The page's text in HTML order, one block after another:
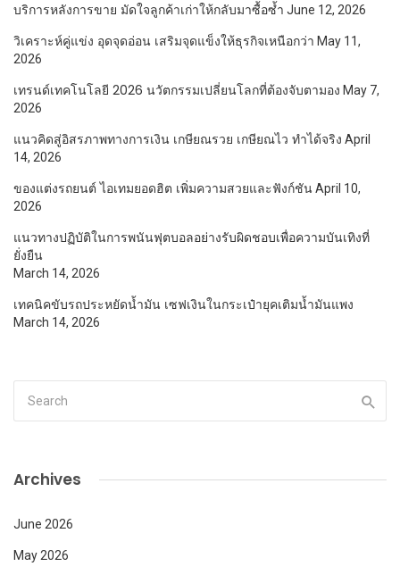
บริการหลังการขาย มัดใจลูกค้าเก่าให้กลับมาซื้อซ้ำ June 12, 2026
วิเคราะห์คู่แข่ง อุดจุดอ่อน เสริมจุดแข็งให้ธุรกิจเหนือกว่า May 11,
2026
เทรนด์เทคโนโลยี 2026 นวัตกรรมเปลี่ยนโลกที่ต้องจับตามอง May 7,
2026
แนวคิดสู่อิสรภาพทางการเงิน เกษียณรวย เกษียณไว ทำได้จริง April
14, 2026
ของแต่งรถยนต์ ไอเทมยอดฮิต เพิ่มความสวยและฟังก์ชันApril 10,
2026
แนวทางปฏิบัติในการพนันฟุตบอลอย่างรับผิดชอบเพื่อความบันเทิงที่
ยั่งยืน
March 14, 2026
เทคนิคขับรถประหยัดน้ำมัน เซฟเงินในกระเป๋ายุคเติมน้ำมันแพง
March 14, 2026
Archives
June 2026
May 2026